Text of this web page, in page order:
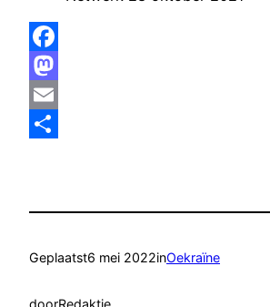
Facebook
Mastodon
Email
Geplaatst6 mei 2022inOekraïne
doorRedaktie